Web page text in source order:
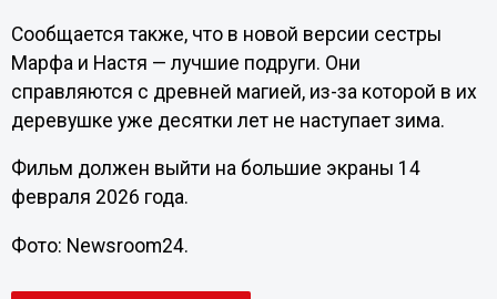
Сообщается также, что в новой версии сестры
Марфа и Настя — лучшие подруги. Они
справляются с древней магией, из-за которой в их
деревушке уже десятки лет не наступает зима.
Фильм должен выйти на большие экраны 14
февраля 2026 года.
Фото: Newsroom24.